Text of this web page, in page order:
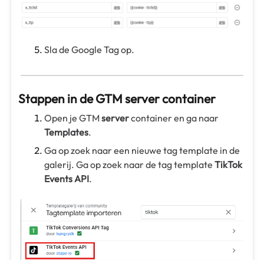
Sla de Google Tag op.
Stappen in de GTM server container
Open je GTM servercontainer en ga naar
Templates.
Ga op zoek naar een nieuwe tag template in de
galerij. Ga op zoek naar de tag template TikTok
Events API.